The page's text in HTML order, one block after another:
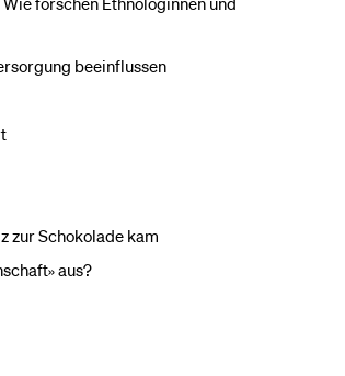
beeinflussen
zur Schokolade kam
aus?